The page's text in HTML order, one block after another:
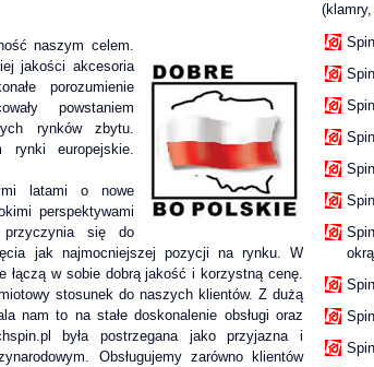
naszym celem.
jakości akcesoria
porozumienie
powstaniem
rynków zbytu.
rynki europejskie.
latami o nowe
perspektywami
przyczynia się do
jak najmocniejszej pozycji na rynku. W
łączą w sobie dobrą jakość i korzystną cenę.
stosunek do naszych klientów. Z dużą
nam to na stałe doskonalenie obsługi oraz
była postrzegana jako przyjazna i
Obsługujemy zarówno klientów